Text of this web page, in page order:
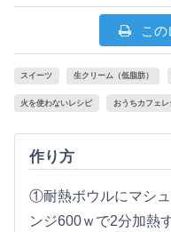
こ
スイーツ 生クリーム（低脂肪）
火を使わないレシピ おうちカフェレ
作り方
①耐熱ボウルにマシ
ンジ600ｗで2分加熱